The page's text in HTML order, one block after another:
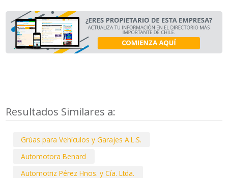
Resultados Similares a:
Grúas para Vehículos y Garajes A.L.S.
Automotora Benard
Automotriz Pérez Hnos. y Cía. Ltda.